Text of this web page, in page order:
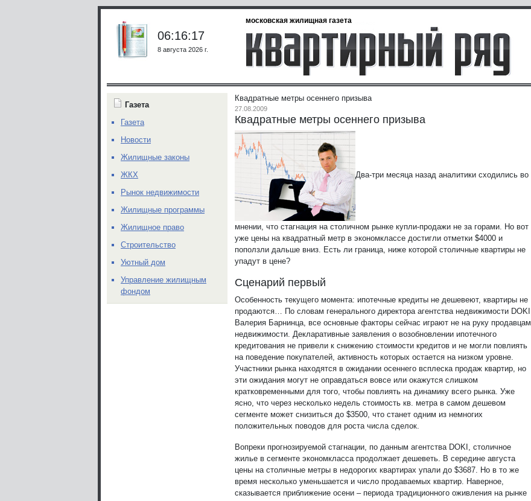
московская жилищная газета
06:16:17
8 августа 2026 г.
Квадратные метры осеннего призыва
27.08.2009
Квадратные метры осеннего призыва
Два-три месяца назад аналитики сходились во
мнении, что стагнация на столичном рынке купли-продажи не за горами. Но вот
уже цены на квадратный метр в экономклассе достигли отметки $4000 и
поползли дальше вниз. Есть ли граница, ниже которой столичные квартиры не
упадут в цене?
Сценарий первый
Особенность текущего момента: ипотечные кредиты не дешевеют, квартиры не
продаются… По словам генерального директора агентства недвижимости DOKI
Валерия Барнинца, все основные факторы сейчас играют не на руку продавцам
недвижимости. Декларативные заявления о возобновлении ипотечного
кредитования не привели к снижению стоимости кредитов и не могли повлиять
на поведение покупателей, активность которых остается на низком уровне.
Участники рынка находятся в ожидании осеннего всплеска продаж квартир, но
эти ожидания могут не оправдаться вовсе или окажутся слишком
кратковременными для того, чтобы повлиять на динамику всего рынка. Уже
ясно, что через несколько недель стоимость кв. метра в самом дешевом
сегменте может снизиться до $3500, что станет одним из немногих
положительных поводов для роста числа сделок.
Вопреки прогнозируемой стагнации, по данным агентства DOKI, столичное
жилье в сегменте экономкласса продолжает дешеветь. В середине августа
цены на столичные метры в недорогих квартирах упали до $3687. Но в то же
время несколько уменьшается и число продаваемых квартир. Наверное,
сказывается приближение осени – периода традиционного оживления на рынке
Газета
Газета
Новости
Жилищные законы
ЖКХ
Рынок недвижимости
Жилищные программы
Жилищное право
Строительство
Уютный дом
Управление жилищным
фондом